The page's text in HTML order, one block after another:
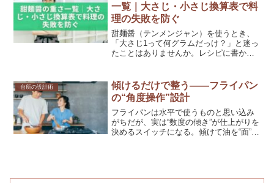
一覧｜大さじ・小さじ換算表で料
理の失敗を防ぐ
甜麺醤（テンメンジャン）を使うとき、
「大さじ1って何グラムだっけ？」と迷っ
たことはありませんか。レシピに書かれ
す。甜麺醤の密度は約1.2g/ccなので、大
さじ1は約18...
台所の設計術
傾けるだけで整う——フライパン
の“角度操作”設計
フライパンは水平で使うものと思い込み
がちだが、実は“数度の傾き”が仕上がりを
決めるスイッチになる。傾けて油を“面”に